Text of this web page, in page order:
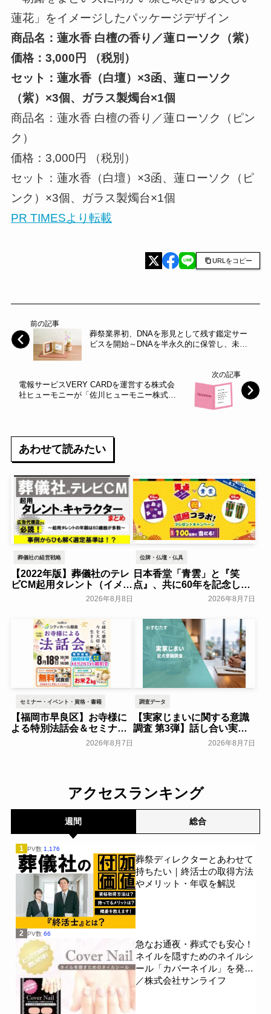
蓮花」をイメージしたパッケージデザイン
商品名：蓮水香 白檀の香り／蓮ローソク（紫）
価格：3,000円 （税別）
セット：蓮水香（白壇）×3函、蓮ローソク
（紫）×3個、ガラス製燭台×1個
商品名：蓮水香 白檀の香り／蓮ローソク（ピン
ク）
価格：3,000円 （税別）
セット：蓮水香（白壇）×3函、蓮ローソク（ピ
ンク）×3個、ガラス製燭台×1個
PR TIMESより転載
URLをコピー
前の記事
葬祭業界初、DNAを形見として残す鑑定サー
ビスを開始～DNAを半永久的に保管し、未来
次の記事
電報サービスVERY CARDを運営する株式会
社ヒューモニーが「佐川ヒューモニー株式会
あわせて読みたい
葬儀社の経営戦略
【2022年版】葬儀社のテレ
ビCM起用タレント（イメー
ジキャラクター）まとめ
2026年8月8日
位牌・仏壇・仏具
日本香堂「青雲」と『笑
点』、共に60年を記念した
初コラボ！オリジナルグッ
ンを実施～日本香堂～
一般公開
2026年8月7日
セミナー・イベント・資格・書籍
【福岡市早良区】お寺様に
よる特別法話会＆セミナー
特典「無料試食会」を8月
18日(月)にシティホール飯
2026年8月7日
調査データ
【実家じまいに関する意識
調査 第3弾】話し合い実施
率は29.5％で前回から低
下。「大相続時代」でも家
2026年8月7日
アクセスランキング
週間 総合
1 PV数 1,176
葬祭ディレクターとあわせて
持ちたい｜終活士の取得方法
やメリット・年収を解説
2 PV数 66
急なお通夜・葬式でも安心！
ネイルを隠すためのネイルシ
ール「カバーネイル」を発売
／株式会社サンライフ